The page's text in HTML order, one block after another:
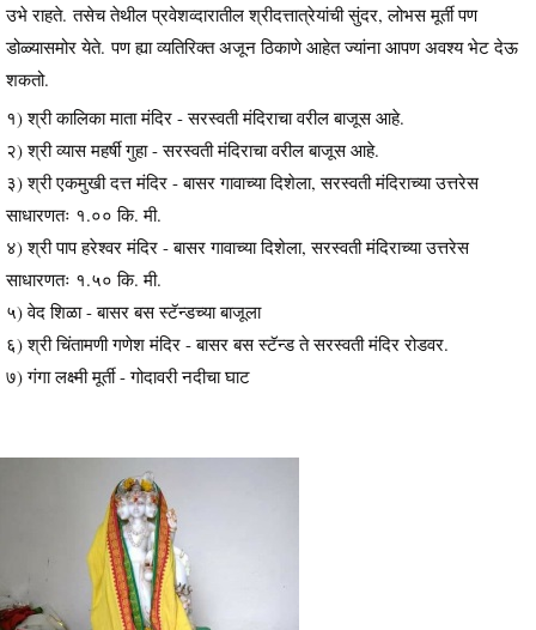
उभे राहते. तसेच तेथील प्रवेशव्दारातील श्रीदत्तात्रेयांची सुंदर, लोभस मूर्ती पण
डोळ्यासमोर येते. पण ह्या व्यतिरिक्त अजून ठिकाणे आहेत ज्यांना आपण अवश्य भेट देऊ
शकतो.
१) श्री कालिका माता मंदिर - सरस्वती मंदिराचा वरील बाजूस आहे.
२) श्री व्यास महर्षी गुहा - सरस्वती मंदिराचा वरील बाजूस आहे.
३) श्री एकमुखी दत्त मंदिर - बासर गावाच्या दिशेला, सरस्वती मंदिराच्या उत्तरेस
साधारणतः १.०० कि. मी.
४) श्री पाप हरेश्वर मंदिर - बासर गावाच्या दिशेला, सरस्वती मंदिराच्या उत्तरेस
साधारणतः १.५० कि. मी.
५) वेद शिळा - बासर बस स्टॅन्डच्या बाजूला
६) श्री चिंतामणी गणेश मंदिर - बासर बस स्टॅन्ड ते सरस्वती मंदिर रोडवर.
७) गंगा लक्ष्मी मूर्ती - गोदावरी नदीचा घाट